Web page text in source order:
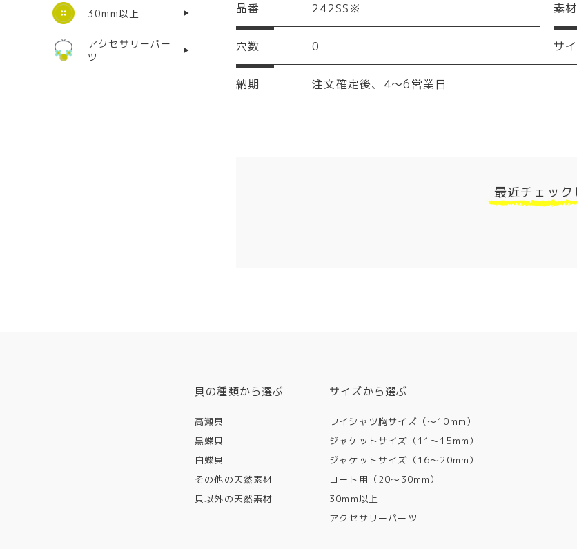
品番 242SS※ 素材
穴数 0 サ
納期 注文確定後、4～6営業日
最近チェック
30mm以上
アクセサリーパー
ツ
貝の種類から選ぶ
高瀬貝
黒蝶貝
白蝶貝
その他の天然素材
貝以外の天然素材
サイズから選ぶ
ワイシャツ胸サイズ（〜10mm）
ジャケットサイズ（11〜15mm）
ジャケットサイズ（16〜20mm）
コート用（20〜30mm）
30mm以上
アクセサリーパーツ